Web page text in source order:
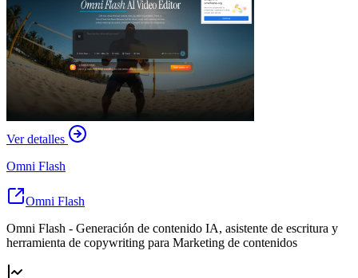
Ver detalles
Omni Flash
Omni Flash
Omni Flash - Generación de contenido IA, asistente de escritura y
herramienta de copywriting para Marketing de contenidos